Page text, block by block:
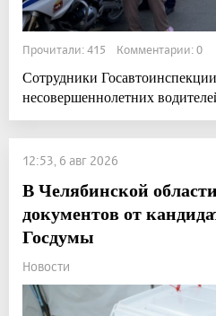
Прочитали: 415 Комментарии: 0
Сотрудники
несовершеннолетних
12:53, 6 авг 2026
В Челябинской
документов от
Госдумы
Новости